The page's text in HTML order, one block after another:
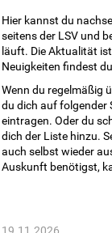
Hier kannst du
seitens der LSV und
läuft. Die Aktualität
Neuigkeiten findest
Wenn du regelmäßig
du dich auf folgender
eintragen. Oder du
dich der Liste hinzu.
auch selbst wieder
Auskunft benötigst,